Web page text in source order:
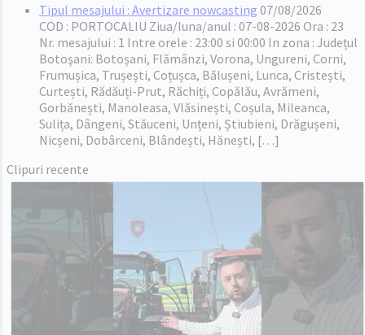
Tipul mesajului : Avertizare nowcasting 07/08/2026
COD : PORTOCALIU Ziua/luna/anul : 07-08-2026 Ora : 23
Nr. mesajului : 1 Intre orele : 23:00 si 00:00 In zona : Județul
Botoşani: Botoșani, Flămânzi, Vorona, Ungureni, Corni,
Frumușica, Trușești, Coțușca, Bălușeni, Lunca, Cristești,
Curtești, Rădăuți-Prut, Răchiți, Copălău, Avrămeni,
Gorbănești, Manoleasa, Vlăsinești, Coșula, Mileanca,
Sulița, Dângeni, Stăuceni, Unțeni, Știubieni, Drăgușeni,
Nicșeni, Dobârceni, Blândești, Hănești, […]
Clipuri recente